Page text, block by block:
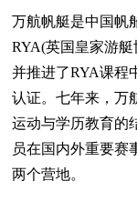
万航帆艇是中国帆
RYA(英国皇家游
并推进了RYA课程
认证。七年来，万
运动与学历教育的
员在国内外重要赛
两个营地。